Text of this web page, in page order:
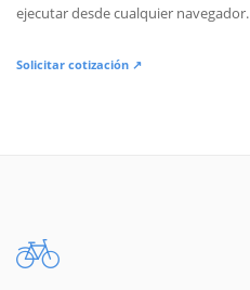
ejecutar desde cualquier navegador.
Solicitar cotización ↗